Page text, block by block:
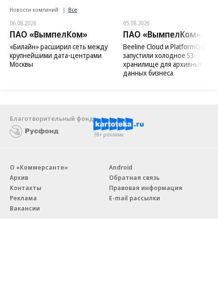
Новости компаний Все
06.08.2026
ПАО «ВымпелКом»
«Билайн» расширил сеть между
крупнейшими дата-центрами
Москвы
05.08.2026
ПАО «ВымпелКом»
Beeline Cloud и PlatformCraft
запустили холодное S3-
хранилище для архивных
данных бизнеса
Благотворительный фонд
18+ реклама
О «Коммерсанте»
Архив
Контакты
Реклама
Вакансии
Android
Обратная связь
Правовая информация
E-mail рассылки